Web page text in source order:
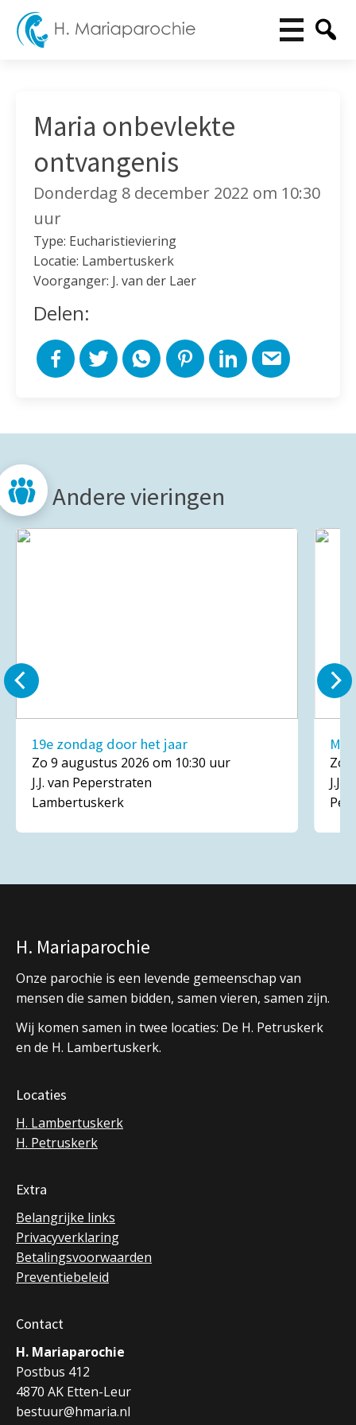
Maria onbevlekte
ontvangenis
Donderdag 8 december 2022 om 10:30
uur
Type: Eucharistieviering
Locatie: Lambertuskerk
Voorganger: J. van der Laer
Delen:
Andere vieringen
19e zondag door het jaar
Zo 9 augustus 2026 om 10:30 uur
J.J. van Peperstraten
Lambertuskerk
Zo
J.J.
H. Mariaparochie
Onze parochie is een levende gemeenschap van
mensen die samen bidden, samen vieren, samen zijn.
Wij komen samen in twee locaties: De H. Petruskerk
en de H. Lambertuskerk.
Locaties
H. Lambertuskerk
H. Petruskerk
Extra
Belangrijke links
Privacyverklaring
Betalingsvoorwaarden
Preventiebeleid
Contact
H. Mariaparochie
Postbus 412
4870 AK Etten-Leur
bestuur@hmaria.nl